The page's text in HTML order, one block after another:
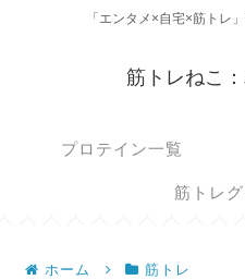
「エンタメ×自宅×筋トレ
筋トレねこ
プロテイン一覧
筋トレ
ホーム 筋トレ